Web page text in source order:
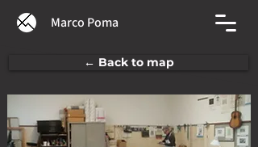
Marco Poma
← Back to map